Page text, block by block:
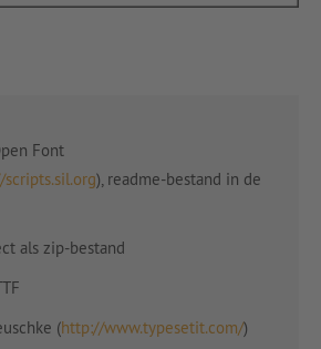
Font
), readme-bestand in de
als zip-bestand
(http://www.typesetit.com/)